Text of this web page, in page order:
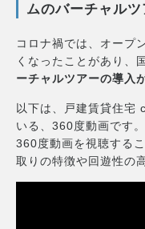
ムのバーチャルツ
コロナ禍では、オープ
くなったことがあり、
ーチャルツアーの導入
以下は、戸建賃貸住宅
いる、360度動画です。
360度動画を視聴する
取りの特徴や回遊性の